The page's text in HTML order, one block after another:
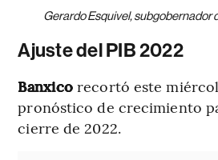
Gerardo Esquivel, subgobernador
Ajuste del PIB 2022
Banxico recortó este
pronóstico de crecimiento
cierre de 2022.